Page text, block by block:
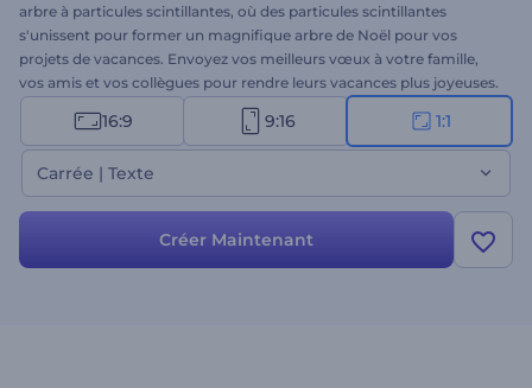
arbre à particules scintillantes, où des particules scintillantes
s'unissent pour former un magnifique arbre de Noël pour vos
projets de vacances. Envoyez vos meilleurs vœux à votre famille,
vos amis et vos collègues pour rendre leurs vacances plus joyeuses.
Tapez vos textes réconfortants, téléchargez votre logo et ajoutez
une musique de fond festive pour créer un message vidéo de
vacances unique. Parfaitement adapté aux introductions de
vacances, aux vœux vidéo, aux invitations à la fête de Noël et à bien
d'autres projets. Essayez-le dès maintenant !
16:9 9:16 1:1
Carrée | Texte
Créer Maintenant